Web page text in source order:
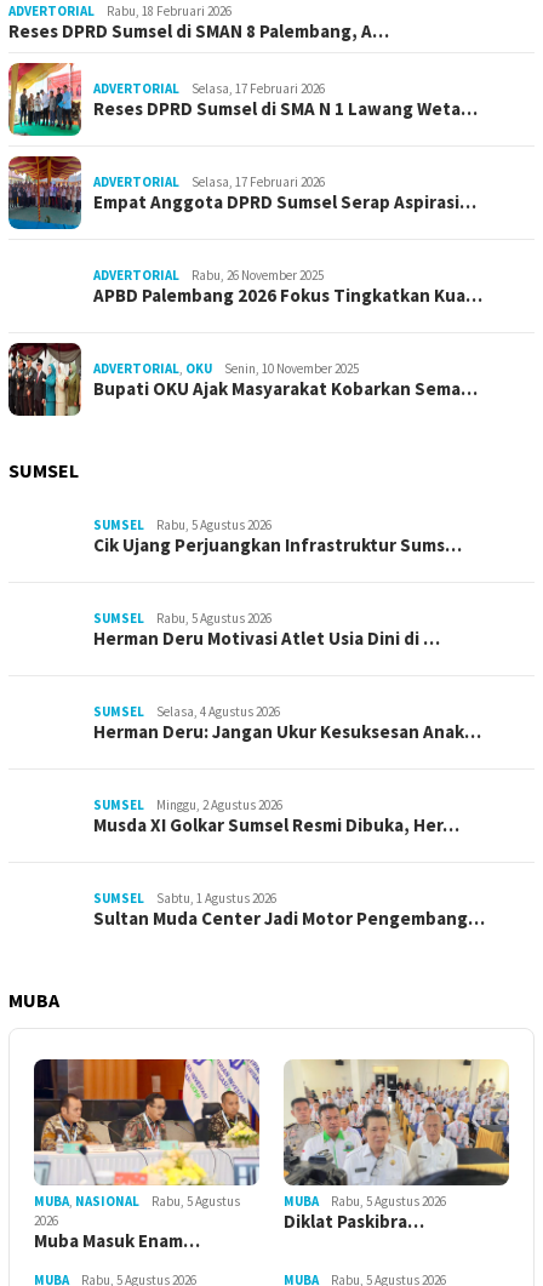
ADVERTORIAL Rabu, 18 Februari 2026
Reses DPRD Sumsel di SMAN 8 Palembang, A…
ADVERTORIAL Selasa, 17 Februari 2026
Reses DPRD Sumsel di SMA N 1 Lawang Weta…
ADVERTORIAL Selasa, 17 Februari 2026
Empat Anggota DPRD Sumsel Serap Aspirasi…
ADVERTORIAL Rabu, 26 November 2025
APBD Palembang 2026 Fokus Tingkatkan Kua…
ADVERTORIAL OKU Senin, 10 November 2025
Bupati OKU Ajak Masyarakat Kobarkan Sema…
SUMSEL
SUMSEL Rabu, 5 Agustus 2026
Cik Ujang Perjuangkan Infrastruktur Sums…
SUMSEL Rabu, 5 Agustus 2026
Herman Deru Motivasi Atlet Usia Dini di …
SUMSEL Selasa, 4 Agustus 2026
Herman Deru: Jangan Ukur Kesuksesan Anak…
SUMSEL Minggu, 2 Agustus 2026
Musda XI Golkar Sumsel Resmi Dibuka, Her…
SUMSEL Sabtu, 1 Agustus 2026
Sultan Muda Center Jadi Motor Pengembang…
MUBA
MUBA, NASIONAL
Rabu, 5 Agustus
2026
Muba Masuk Enam…
MUBA Rabu, 5 Agustus 2026
Diklat Paskibra…
MUBA Rabu, 5 Agustus 2026 MUBA Rabu, 5 Agustus 2026